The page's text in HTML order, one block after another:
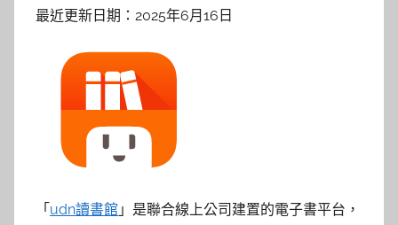
最近更新日期：2025年6月16日
「udn讀書館 」是聯合線上公司建置的電子書平台，